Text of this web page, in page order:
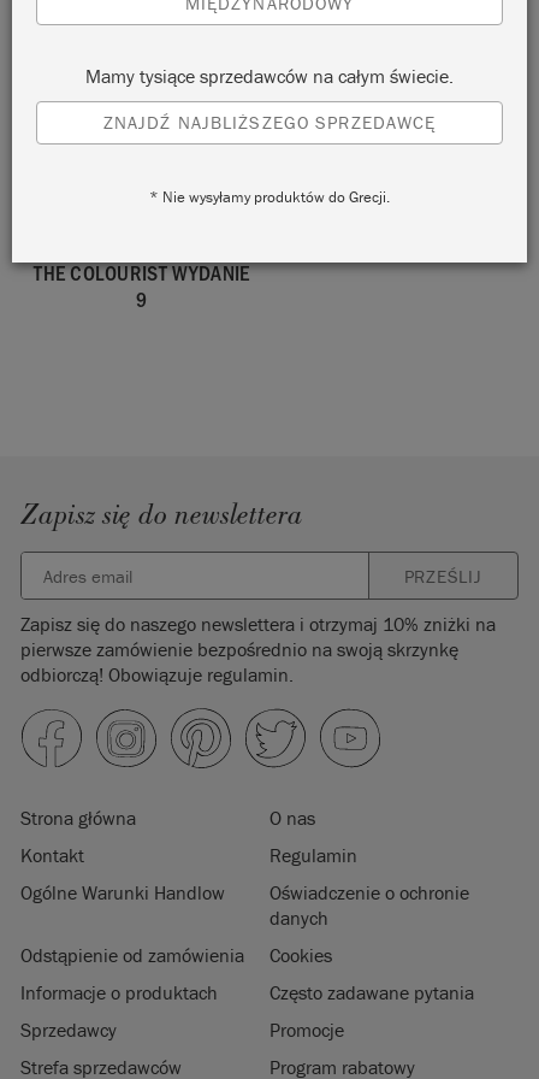
STARE WYDANIE
THE COLOURIST WYDANIE
9
Zapisz się do newslettera
PRZEŚLIJ
Zapisz się do naszego newslettera i otrzymaj 10% zniżki na
pierwsze zamówienie bezpośrednio na swoją skrzynkę
odbiorczą! Obowiązuje regulamin.
Strona główna
O nas
Kontakt
Regulamin
Ogólne Warunki Handlow
Oświadczenie o ochronie
danych
Odstąpienie od zamówienia
Cookies
Informacje o produktach
Często zadawane pytania
Sprzedawcy
Promocje
Strefa sprzedawców
Program rabatowy
Mamy tysiące sprzedawców na całym świecie.
ZNAJDŹ NAJBLIŻSZEGO SPRZEDAWCĘ
* Nie wysyłamy produktów do Grecji.